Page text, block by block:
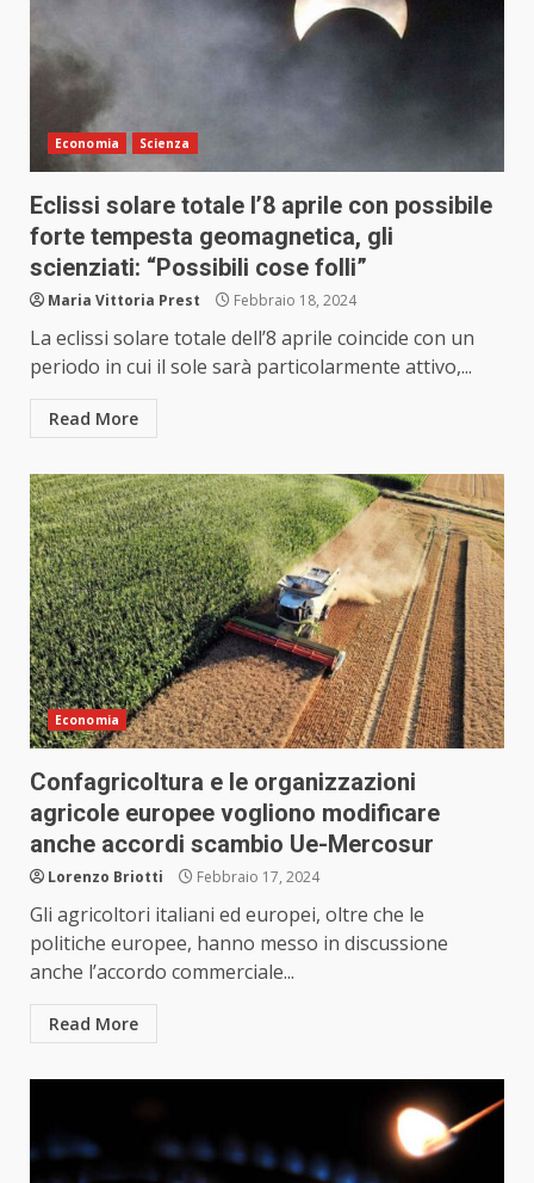
Economia Scienza
Eclissi solare totale l’8 aprile con possibile
forte tempesta geomagnetica, gli
scienziati: “Possibili cose folli”
Maria Vittoria Prest Febbraio 18, 2024
La eclissi solare totale dell’8 aprile coincide con un
periodo in cui il sole sarà particolarmente attivo,...
Read More
Economia
Confagricoltura e le organizzazioni
agricole europee vogliono modificare
anche accordi scambio Ue-Mercosur
Lorenzo Briotti Febbraio 17, 2024
Gli agricoltori italiani ed europei, oltre che le
politiche europee, hanno messo in discussione
anche l’accordo commerciale...
Read More